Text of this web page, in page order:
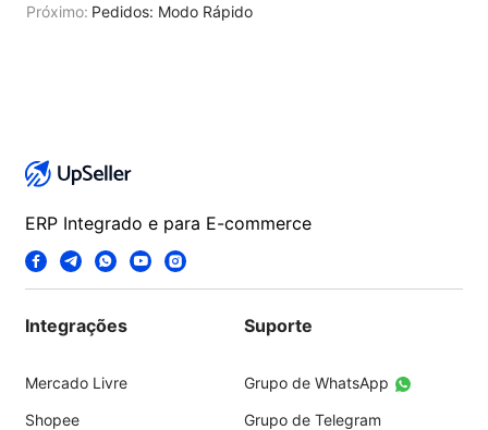
Próximo: Pedidos: Modo Rápido
ERP Integrado e para E-commerce
Integrações
Mercado Livre
Shopee
Suporte
Grupo de WhatsApp
Grupo de Telegram